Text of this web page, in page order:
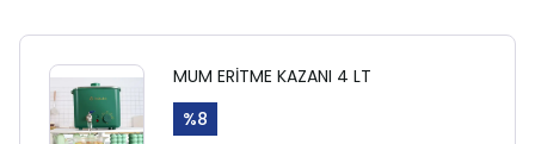
MUM ERİTME KAZANI 4 LT
%8